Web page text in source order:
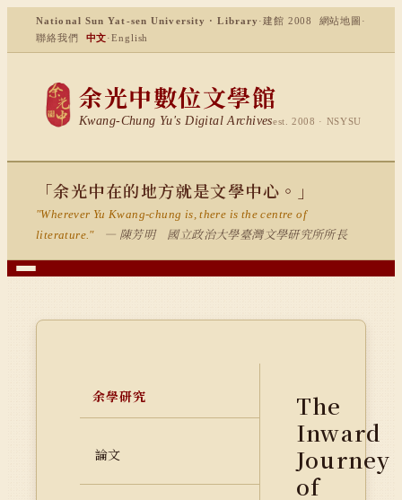
National Sun Yat-sen University · Library ·建館 2008 網站地圖 ·
聯絡我們
中文·English
余光中數位文學館
Kwang-Chung Yu's Digital Archivesest. 2008 · NSYSU
「余光中在的地方就是文學中心。」
"Wherever Yu Kwang-chung is, there is the centre of
literature."
— 陳芳明 國立政治大學臺灣文學研究所所長
余學研究
論文
The
Inward
Journey
of